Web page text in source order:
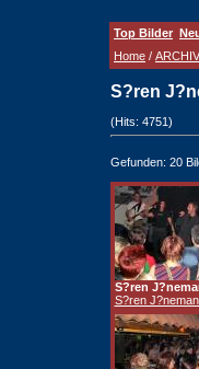
Top Bilder
Home /
S?ren
(Hits: 4751)
Gefunden: 20
S?ren
S?ren